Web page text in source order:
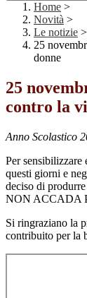
Home >
Novità >
Le notizie >
25
donne
25
contro la
Anno Scolastico
Per sensibilizzare
questi giorni e
deciso di
NON ACCADA
Si ringraziano la
contribuito per la